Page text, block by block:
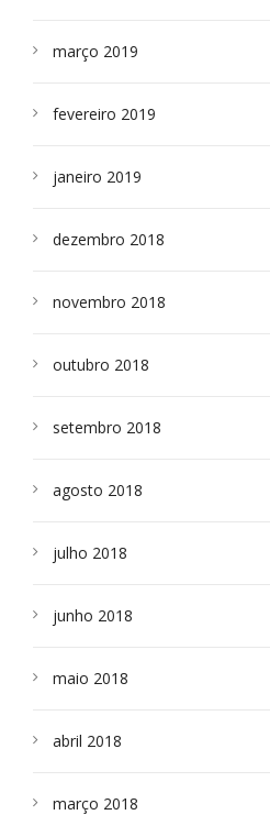
março 2019
fevereiro 2019
janeiro 2019
dezembro 2018
novembro 2018
outubro 2018
setembro 2018
agosto 2018
julho 2018
junho 2018
maio 2018
abril 2018
março 2018